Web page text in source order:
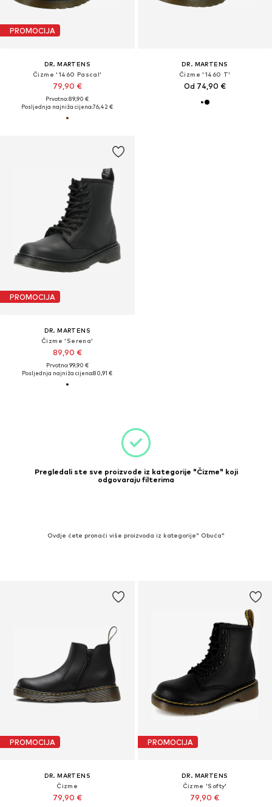
PROMOCIJA
DR. MARTENS
Čizme '1460 Pascal'
79,90 €
Prvotno: 89,90 €
Posljednja najniža cijena:76,42 €
DR. MARTENS
Čizme '1460 T'
Od 74,90 €
PROMOCIJA
DR. MARTENS
Čizme 'Serena'
89,90 €
Prvotno: 99,90 €
Posljednja najniža cijena:80,91 €
Pregledali ste sve proizvode iz kategorije "Čizme" koji
odgovaraju filterima
Ovdje ćete pronaći više proizvoda iz kategorije" Obuća"
PROMOCIJA
DR. MARTENS
Čizme
79,90 €
PROMOCIJA
DR. MARTENS
Čizme 'Softy'
79,90 €